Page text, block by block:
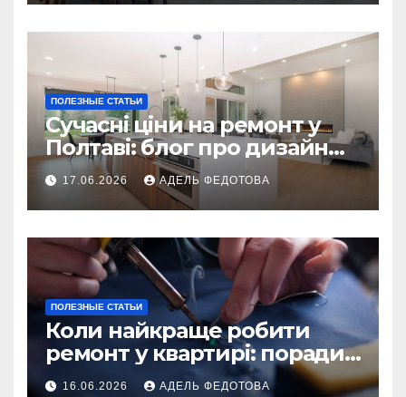
ПОЛЕЗНЫЕ СТАТЬИ
Сучасні ціни на ремонт у
Полтаві: блог про дизайн
інтер\’єру
17.06.2026 АДЕЛЬ ФЕДОТОВА
ПОЛЕЗНЫЕ СТАТЬИ
Коли найкраще робити
ремонт у квартирі: поради
та особливості 2026
16.06.2026 АДЕЛЬ ФЕДОТОВА